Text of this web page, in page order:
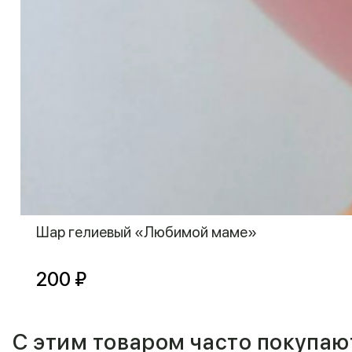
Шар гелиевый «Любимой маме»
200 ₽
С этим товаром часто